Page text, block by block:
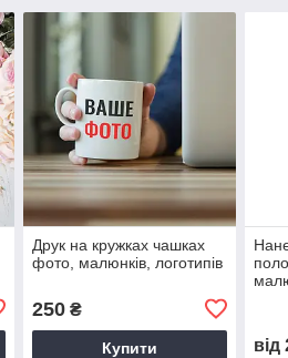
Друк на кружках чашках
фото, малюнків, логотипів
250₴
Купити від